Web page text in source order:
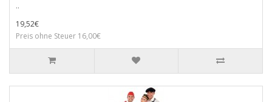
..
19,52€
Preis ohne Steuer 16,00€